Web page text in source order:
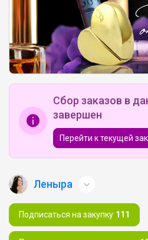
Сбор заказов в
завершен
Перейти к текущей
Леныра
Подписаться на закупку 111